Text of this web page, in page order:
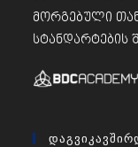
მორგებული
სტანდარტების